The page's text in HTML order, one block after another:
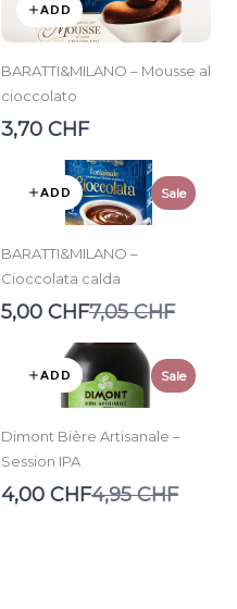
ADD
BARATTI&MILANO – Mousse al
cioccolato
3,70 CHF
ADD Sale
BARATTI&MILANO –
Cioccolata calda
5,00 CHFCompare
7,05 CHF
ADD Sale
Dimont Bière Artisanale –
Session IPA
4,00 CHFCompare
4,95 CHF